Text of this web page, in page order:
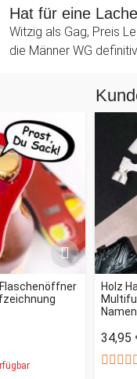
Hat für eine
Witzig als Gag, Preis
die Männer WG
Holz
Namen
34,95